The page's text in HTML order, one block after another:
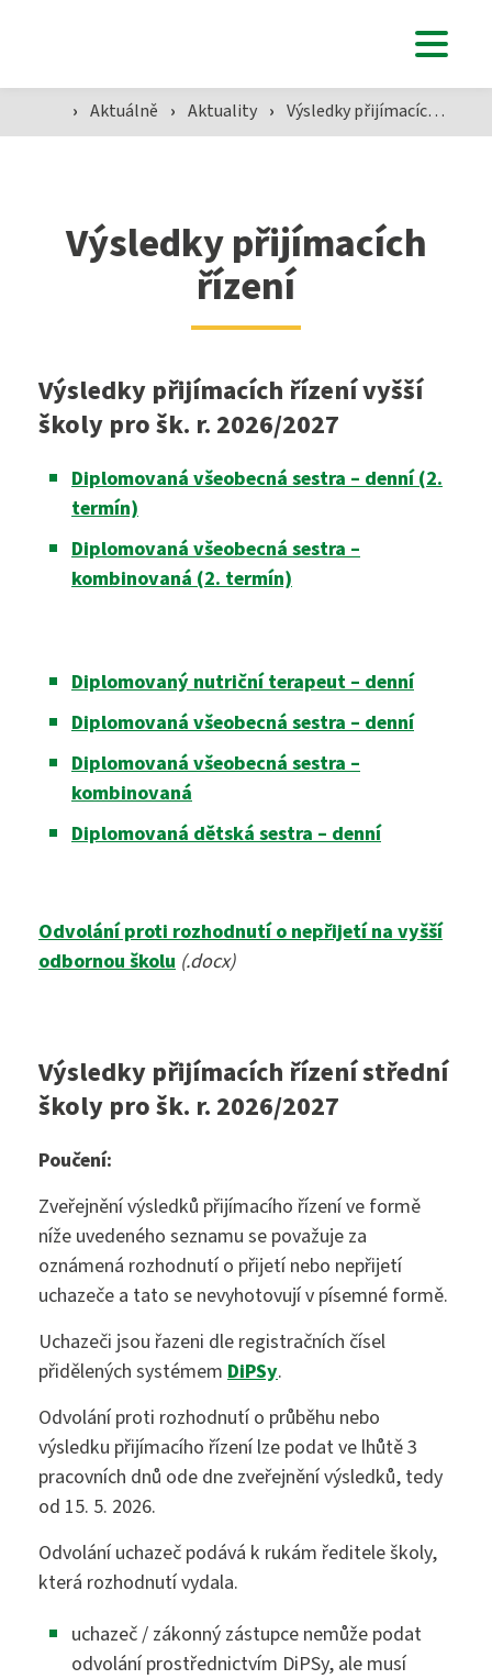
Škola
SZŠ
Maturitní zkouška ›
Praktická sestra
Nutriční asistent
Masér ve zdravotnictví
VOŠZ
Přijímací zkoušky ›
Praxe ›
Nostrifikační zkoušky ›
Školné ›
Diplomovaný nutriční terapeut
Diplomovaná dětská sestra
Kontakty
Instagram
Bakaláři
244 105 001
sekretariat@szs5kvetna.cz
› Aktuálně › Aktuality › Výsledky přijímacích řízení
Výsledky přijímacích
řízení
Výsledky přijímacích řízení vyšší
školy pro šk. r. 2026/2027
Diplomovaná všeobecná sestra – denní (2.
termín)
Diplomovaná všeobecná sestra –
kombinovaná (2. termín)
Diplomovaný nutriční terapeut – denní
Diplomovaná všeobecná sestra – denní
Diplomovaná všeobecná sestra –
kombinovaná
Diplomovaná dětská sestra – denní
Odvolání proti rozhodnutí o nepřijetí na vyšší
odbornou školu (.docx)
Výsledky přijímacích řízení střední
školy pro šk. r. 2026/2027
Poučení:
Zveřejnění výsledků přijímacího řízení ve formě
níže uvedeného seznamu se považuje za
oznámená rozhodnutí o přijetí nebo nepřijetí
uchazeče a tato se nevyhotovují v písemné formě.
Uchazeči jsou řazeni dle registračních čísel
přidělených systémem DiPSy.
Odvolání proti rozhodnutí o průběhu nebo
výsledku přijímacího řízení lze podat ve lhůtě 3
pracovních dnů ode dne zveřejnění výsledků, tedy
od 15. 5. 2026.
Odvolání uchazeč podává k rukám ředitele školy,
která rozhodnutí vydala.
uchazeč / zákonný zástupce nemůže podat
odvolání prostřednictvím DiPSy, ale musí